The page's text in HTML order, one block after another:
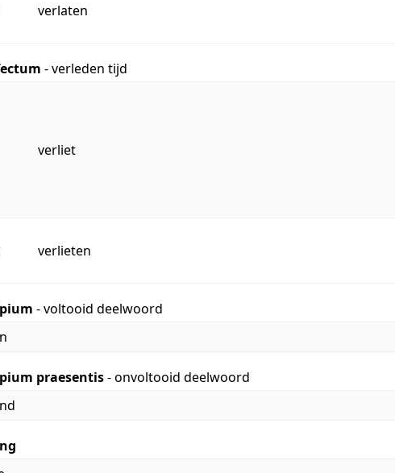
verlaten
- verleden tijd
verliet
verlieten
- voltooid deelwoord
praesentis- onvoltooid deelwoord